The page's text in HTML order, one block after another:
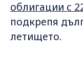
облигации с
подкрепя
летището.